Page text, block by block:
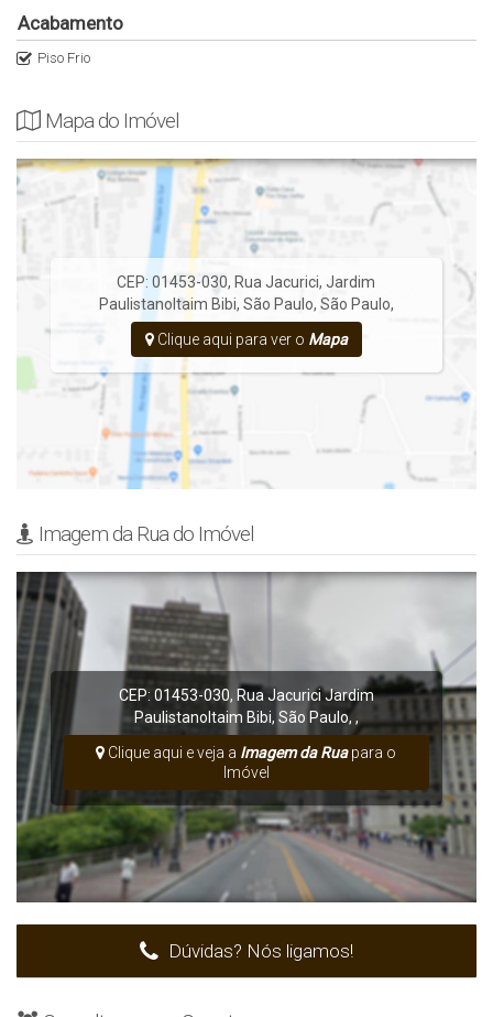
Acabamento
Piso Frio
Mapa do Imóvel
CEP: 01453-030, Rua Jacurici,Jardim
Paulistano Itaim Bibi, São Paulo, São Paulo,
Clique aqui para ver o Mapa
Imagem da Rua do Imóvel
CEP: 01453-030, Rua JacuriciJardim
Paulistano Itaim Bibi, São Paulo,,
Clique aqui e veja a Imagem da Ruapara o
Imóvel
Dúvidas? Nós ligamos!